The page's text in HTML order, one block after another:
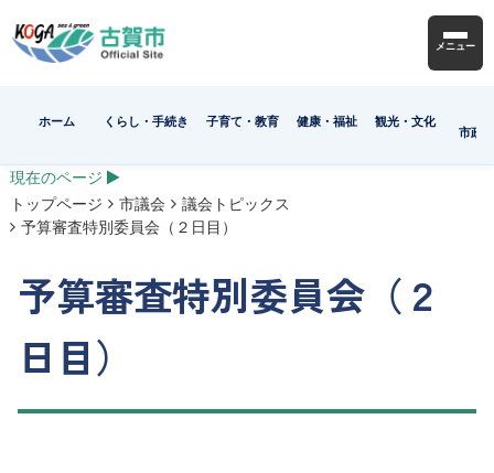
メニュー
ホーム くらし・手続き 子育て・教育 健康・福祉
観光・文化
市政
現在のページ
トップページ
市議会
議会トピックス
予算審査特別委員会（２日目）
予算審査特別委員会（２
日目）